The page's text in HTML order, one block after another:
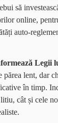
să
online,
auto-
Legii
părea lent, dar
în timp.
cât și cele